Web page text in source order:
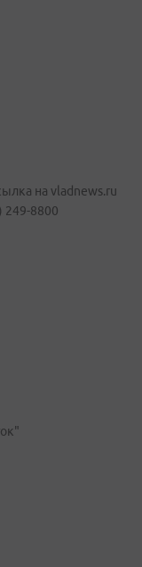
на vladnews.ru
249-8800